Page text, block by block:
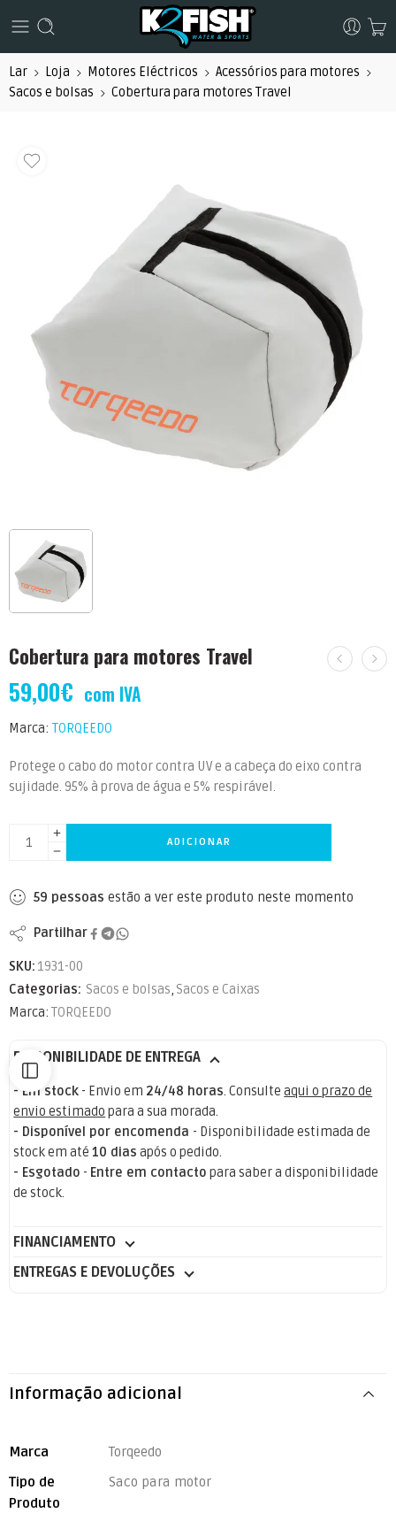
Lar Loja Motores Eléctricos
Acessórios para motores
Sacos e bolsas
Cobertura para motores Travel
Cobertura para motores Travel
59,00€ com IVA
Marca: TORQEEDO
Protege o cabo do motor contra UV e a cabeça do eixo contra
sujidade. 95% à prova de água e 5% respirável.
ADICIONAR
59 pessoas estão a ver este produto neste momento
Partilhar
SKU: 1931-00
Categorias: Sacos e bolsas, Sacos e Caixas
Marca: TORQEEDO
DISPONIBILIDADE DE ENTREGA
- Em stock - Envio em 24/48 horas. Consulteaqui o prazo de
envio estimado para a sua morada.
- Disponível por encomenda - Disponibilidade estimada de
stock em até10 dias após o pedido.
- Esgotado - Entre em contacto para saber a disponibilidade
de stock.
FINANCIAMENTO
ENTREGAS E DEVOLUÇÕES
Informação adicional
Marca
Torqeedo
Tipo de
Produto
Saco para motor